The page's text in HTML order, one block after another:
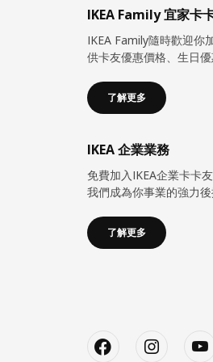
IKEA Family 宜家卡
IKEA Family隨時歡迎你
供卡友優惠價格、生日
了解更多
IKEA 企業業務
免費加入IKEA企業卡卡
我們成為你事業的強力後
了解更多